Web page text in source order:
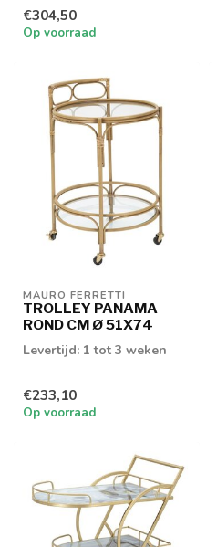
€304,50
Op voorraad
MAURO FERRETTI
TROLLEY PANAMA
ROND CM Ø 51X74
Levertijd: 1 tot 3 weken
€233,10
Op voorraad